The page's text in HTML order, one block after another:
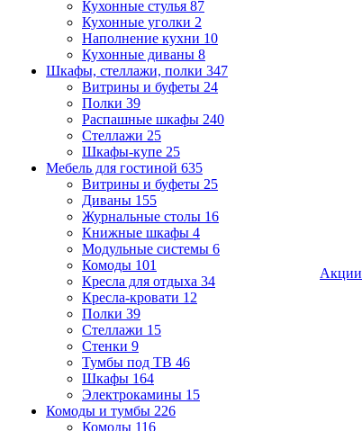
Кухонные стулья 87
Кухонные уголки 2
Наполнение кухни 10
Кухонные диваны 8
Шкафы, стеллажи, полки 347
Витрины и буфеты 24
Полки 39
Распашные шкафы 240
Стеллажи 25
Шкафы-купе 25
Мебель для гостиной 635
Витрины и буфеты 25
Диваны 155
Журнальные столы 16
Книжные шкафы 4
Модульные системы 6
Комоды 101
Кресла для отдыха 34
Кресла-кровати 12
Полки 39
Стеллажи 15
Стенки 9
Тумбы под ТВ 46
Шкафы 164
Электрокамины 15
Комоды и тумбы 226
Комоды 116
Акции